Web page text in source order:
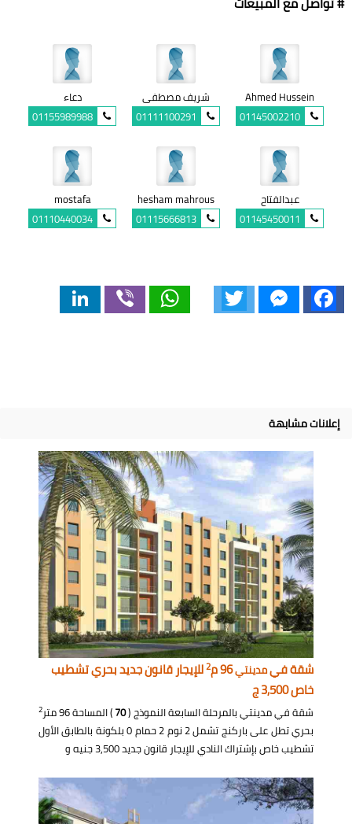
Ahmed Hussein
01145002210
شريف مصطفى
01111100291
دعاء
01155989988
عبدالفتاح
01145450011
hesham mahrous
01115666813
mostafa
01110440034
Facebook
Messenger
WhatsApp
إعلانات مشابهة
شقة فيمدينتي96 م 2للإيجار قانون جديد بحري تشطيب
خاص 3,500 ج
شقة في مدينتي بالمرحلة السابعة النموذج (70) المساحة 96 متر 2
بحري تطل على باركنج تشمل 2 نوم 2 حمام 0 بلكونة بالطابق الأول
تشطيب خاص بإشتراك النادي للإيجار قانون جديد 3,500 جنيه و